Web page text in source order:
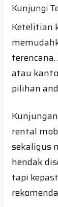
Kunjungi
Ketelitian
atau
pilihan
rental
sekaligus
hendak
tapi